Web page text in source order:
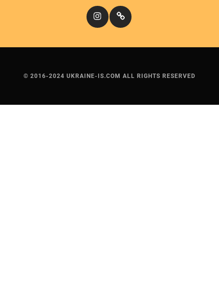
InstagramКіномандри
© 2016-2024 UKRAINE-IS.COM ALL RIGHTS RESERVED